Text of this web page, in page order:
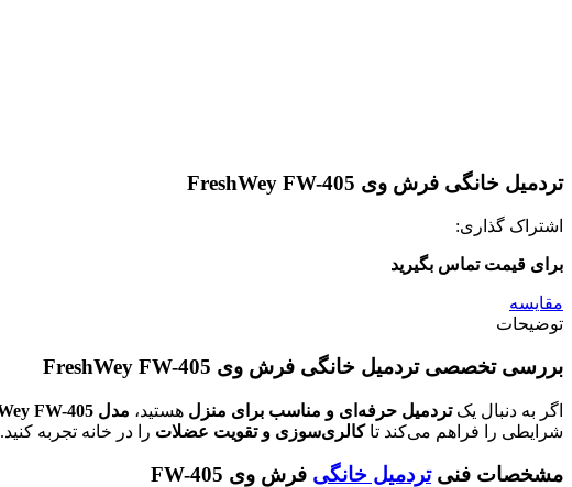
تردمیل خانگی فرش وی FreshWey FW-405
اشتراک گذاری:
برای قیمت تماس بگیرید
مقایسه
توضیحات
بررسی تخصصی تردمیل خانگی فرش وی FreshWey FW-405
اگر به دنبال یکتردمیل حرفه‌ای و مناسب برای منزل هستید، مدل FreshWey FW-405
شرایطی را فراهم می‌کند تاکالری‌سوزی و تقویت عضلات را در خانه تجربه کنید.
مشخصات فنیتردمیل خانگی فرش وی FW-405